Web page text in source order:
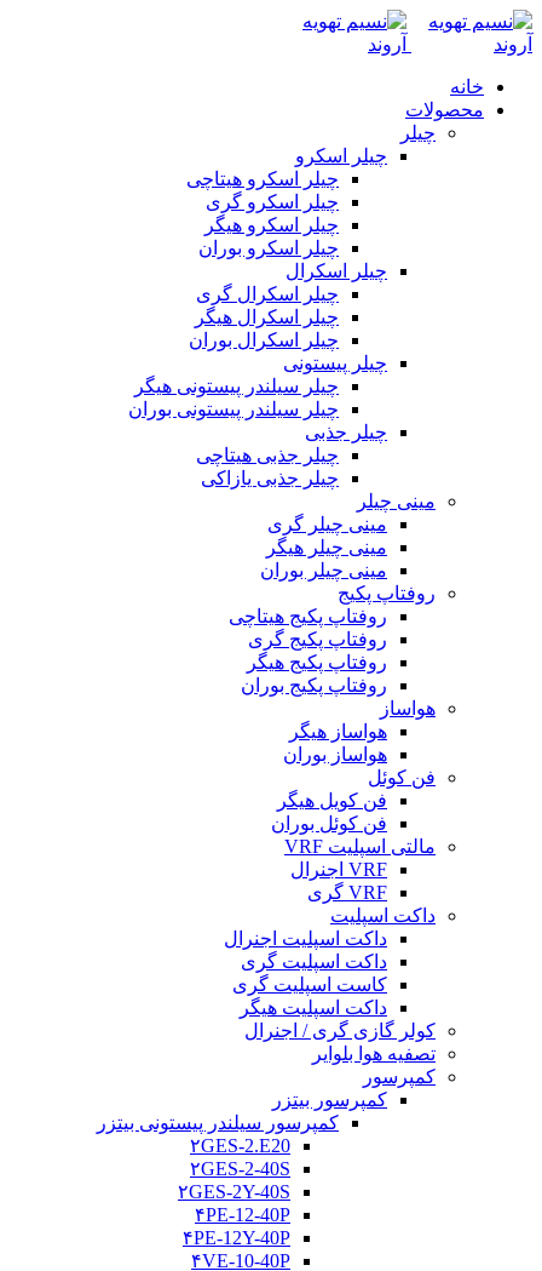
خانه
محصولات
چیلر
چیلر اسکرو
چیلر اسکرو هیتاچی
چیلر اسکرو گری
چیلر اسکرو هیگر
چیلر اسکرو بوران
چیلر اسکرال
چیلر اسکرال گری
چیلر اسکرال هیگر
چیلر اسکرال بوران
چیلر پیستونی
چیلر سیلندر پیستونی هیگر
چیلر سیلندر پیستونی بوران
چیلر جذبی
چیلر جذبی هیتاچی
چیلر جذبی یازاکی
مینی چیلر
مینی چیلر گری
مینی چیلر هیگر
مینی چیلر بوران
روفتاپ پکیج
روفتاپ پکیج هیتاچی
روفتاپ پکیج گری
روفتاپ پکیج هیگر
روفتاپ پکیج بوران
هواساز
هواساز هیگر
هواساز بوران
فن کوئل
فن کویل هیگر
فن کوئل بوران
مالتی اسپلیت VRF
VRF اجنرال
VRF گری
داکت اسپلیت
داکت اسپلیت اجنرال
داکت اسپلیت گری
کاست اسپلیت گری
داکت اسپلیت هیگر
کولر گازی گری / اجنرال
تصفیه هوا بلوایر
کمپرسور
کمپرسور بیتزر
کمپرسور سیلندر پیستونی بیتزر
۲GES-2.E20
۲GES-2-40S
۲GES-2Y-40S
۴PE-12-40P
۴PE-12Y-40P
۴VE-10-40P